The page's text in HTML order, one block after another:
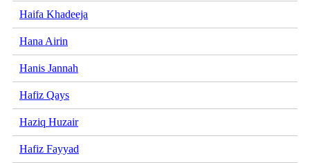
Haifa Khadeeja
Hana Airin
Hanis Jannah
Hafiz Qays
Haziq Huzair
Hafiz Fayyad